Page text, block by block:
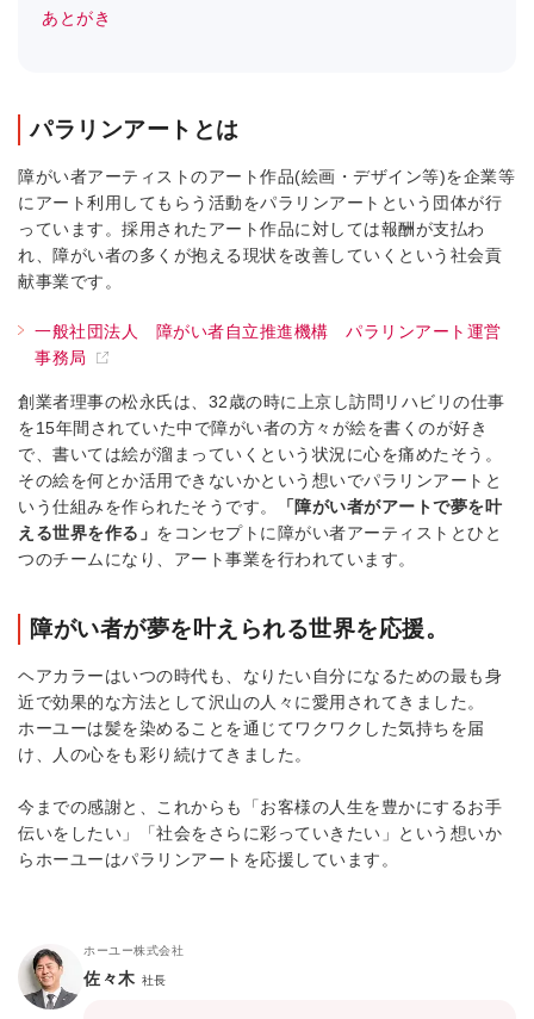
あとがき
パラリンアートとは
障がい者アーティストのアート作品(絵画・デザイン等)を企業等
にアート利用してもらう活動をパラリンアートという団体が行
っています。採用されたアート作品に対しては報酬が支払わ
れ、障がい者の多くが抱える現状を改善していくという社会貢
献事業です。
一般社団法人 障がい者自立推進機構 パラリンアート運営
事務局
創業者理事の松永氏は、 32歳の時に上京し訪問リハビリの仕事
を15年間されていた中で障がい者の方々が絵を書くのが好き
で、書いては絵が溜まっていくという状況に心を痛めたそう。
その絵を何とか活用できないかという想いでパラリンアートと
いう仕組みを作られたそうです。
「障がい者がアートで夢を叶
える世界を作る」 をコンセプトに障がい者アーティストとひと
つのチームになり、アート事業を行われています。
障がい者が夢を叶えられる世界を応援。
ヘアカラーはいつの時代も、なりたい自分になるための最も身
近で効果的な方法として沢山の人々に愛用されてきました。
ホーユーは髪を染めることを通じてワクワクした気持ちを届
け、人の心をも彩り続けてきました。
今までの感謝と、これからも「お客様の人生を豊かにするお手
伝いをしたい」「社会をさらに彩っていきたい」という想いか
らホーユーはパラリンアートを応援しています。
ホーユー株式会社
佐々木 社長